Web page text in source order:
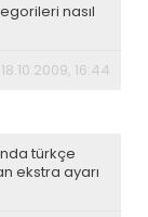
nasıl
18.10.2009, 16:44
türkçe
ekstra ayarı